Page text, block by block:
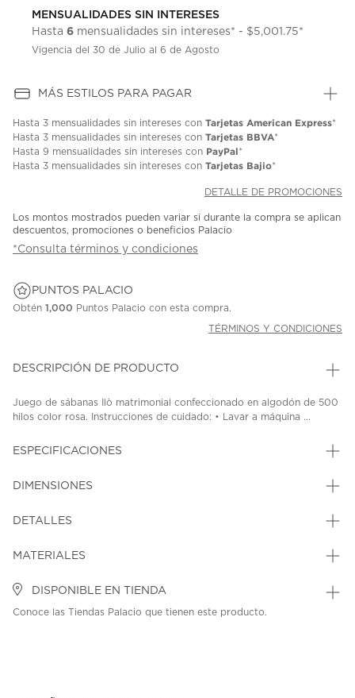
MENSUALIDADES SIN INTERESES
Hasta 6 mensualidades sin intereses* - $5,001.75*
Vigencia del 30 de Julio al 6 de Agosto
MÁS ESTILOS PARA PAGAR
Hasta 3 mensualidades sin intereses con Tarjetas American Express*
Hasta 3 mensualidades sin intereses con Tarjetas BBVA*
Hasta 9 mensualidades sin intereses con PayPal*
Hasta 3 mensualidades sin intereses con Tarjetas Bajio*
DETALLE DE PROMOCIONES
Los montos mostrados pueden variar si durante la compra se aplican
descuentos, promociones o beneficios Palacio
*Consulta términos y condiciones
PUNTOS PALACIO
Obtén 1,000 Puntos Palacio con esta compra.
TÉRMINOS Y CONDICIONES
DESCRIPCIÓN DE PRODUCTO
Juego de sábanas Ilò matrimonial confeccionado en algodón de 500
hilos color rosa. Instrucciones de cuidado: • Lavar a máquina ...
ESPECIFICACIONES
DIMENSIONES
DETALLES
MATERIALES
DISPONIBLE EN TIENDA
Conoce las Tiendas Palacio que tienen este producto.